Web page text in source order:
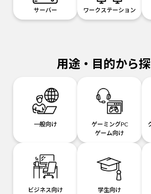
サーバー ワークステーション
用途・目的から
一般向け
ゲーミングPC
ゲーム向け
ビジネス向け 学生向け